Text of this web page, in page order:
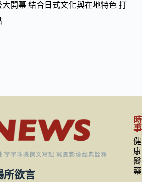
開幕 結合日式文化與在地特色 打
所欲言
時
事
健
康
醫
藥